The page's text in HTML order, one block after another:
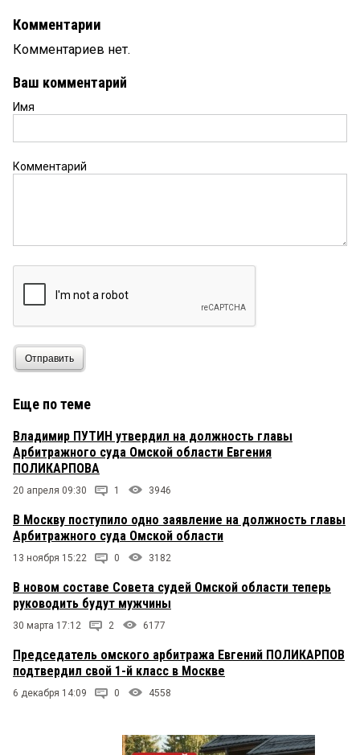
Комментарии
Комментариев нет.
Ваш комментарий
Имя
Комментарий
Отправить
Еще по теме
Владимир ПУТИН утвердил на должность главы
Арбитражного суда Омской области Евгения
ПОЛИКАРПОВА
20 апреля 09:30 1 3946
В Москву поступило одно заявление на должность главы
Арбитражного суда Омской области
13 ноября 15:22 0 3182
В новом составе Совета судей Омской области теперь
руководить будут мужчины
30 марта 17:12 2 6177
Председатель омского арбитража Евгений ПОЛИКАРПОВ
подтвердил свой 1-й класс в Москве
6 декабря 14:09 0 4558